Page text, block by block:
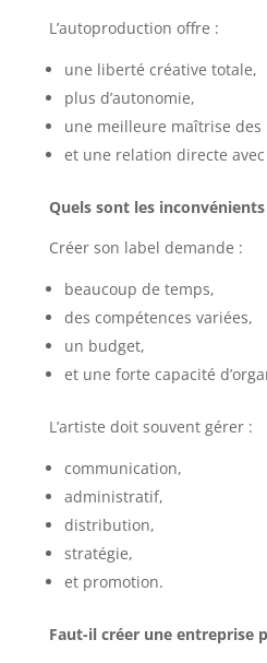
L’autoproduction offre :
une liberté créative totale,
plus d’autonomie,
une meilleure maîtrise des
et une relation directe
Quels sont les
Créer son label demande :
beaucoup de temps,
des compétences variées,
un budget,
et une forte capacité
L’artiste doit souvent gérer :
communication,
administratif,
distribution,
stratégie,
et promotion.
Faut-il créer une entreprise